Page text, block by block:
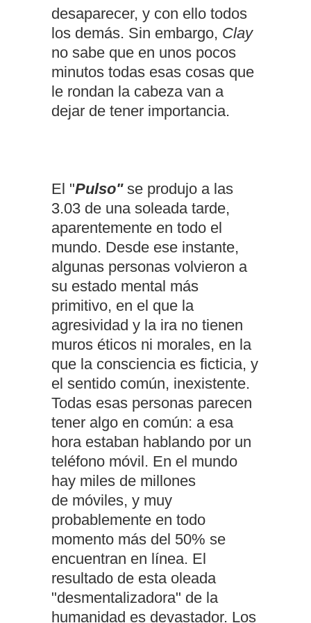
desaparecer, y con ello todos
los demás. Sin embargo, Clay
no sabe que en unos pocos
minutos todas esas cosas que
le rondan la cabeza van a
dejar de tener importancia.
El "Pulso"se produjo a las
3.03 de una soleada tarde,
aparentemente en todo el
mundo. Desde ese instante,
algunas personas volvieron a
su estado mental más
primitivo, en el que la
agresividad y la ira no tienen
muros éticos ni morales, en la
que la consciencia es ficticia, y
el sentido común, inexistente.
Todas esas personas parecen
tener algo en común: a esa
hora estaban hablando por un
teléfono móvil. En el mundo
hay miles de millones
de móviles, y muy
probablemente en todo
momento más del 50% se
encuentran en línea. El
resultado de esta oleada
"desmentalizadora" de la
humanidad es devastador. Los